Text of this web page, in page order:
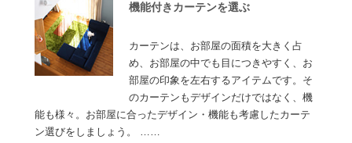
機能付きカーテンを選ぶ
カーテンは、お部屋の面積を大きく占
め、お部屋の中でも目につきやすく、お
部屋の印象を左右するアイテムです。そ
のカーテンもデザインだけではなく、機
能も様々。お部屋に合ったデザイン・機能も考慮したカーテ
ン選びをしましょう。 ……